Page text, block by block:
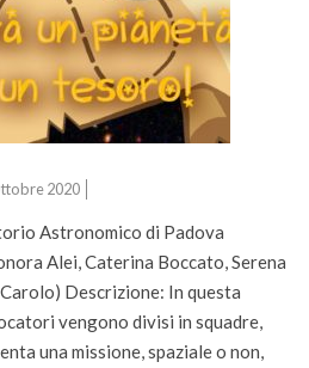
2020
Astronomico di Padova
Alei, Caterina Boccato, Serena
Descrizione: In questa
vengono divisi in squadre,
una missione, spaziale o non,